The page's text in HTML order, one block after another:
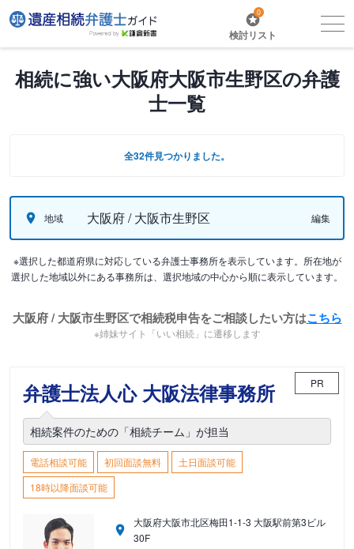
0
検討リスト
相続に強い大阪府大阪市生野区の弁護
士一覧
全32件見つかりました。
地域 大阪府 / 大阪市生野区 編集
※選択した都道府県に対応している弁護士事務所を表示しています。所在地が
選択した地域以外にある事務所は、選択地域の中心から順に表示しています。
大阪府 / 大阪市生野区で相続税申告をご相談したい方はこちら
※姉妹サイト「いい相続」に遷移します
弁護士法人心 大阪法律事務所 PR
相続案件のための「相続チーム」が担当
電話相談可能 初回面談無料
土日面談可能
18時以降面談可能
大阪府大阪市北区梅田1-1-3 大阪駅前第3ビル
30F